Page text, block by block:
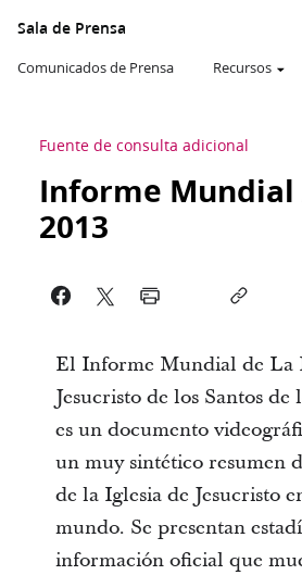
Sala de Prensa
Comunicados de Prensa Recursos
Fuente de consulta adicional
Informe
2013
El Informe Mundial de La
Jesucristo de los Santos
es un documento
un muy sintético resumen
de la Iglesia de Jesucristo
mundo. Se presentan
información oficial que